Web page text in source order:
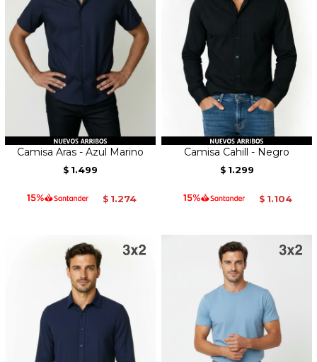
Camisa Aras - Azul Marino
$ 1.499
$ 1.274
Camisa Cahill - Negro
$ 1.299
$ 1.104